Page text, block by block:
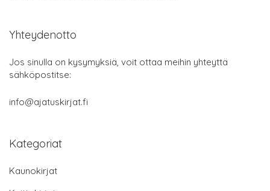
Yhteydenotto
Jos sinulla on kysymyksiä, voit ottaa meihin yhteyttä
sähköpostitse:
info@ajatuskirjat.fi
Kategoriat
Kaunokirjat